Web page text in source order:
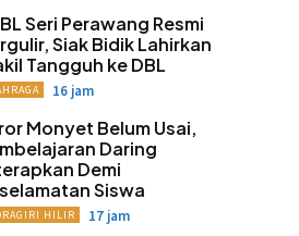
Seri Perawang Resmi
Siak Bidik Lahirkan
Tangguh ke DBL
16 jam
Monyet Belum Usai,
Daring
Demi
Siswa
HILIR 17 jam